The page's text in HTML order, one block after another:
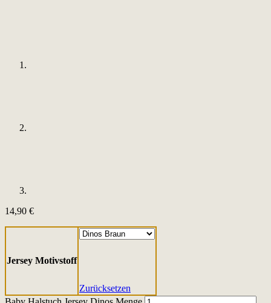
14,90 €
Jersey Motivstoff
Zurücksetzen